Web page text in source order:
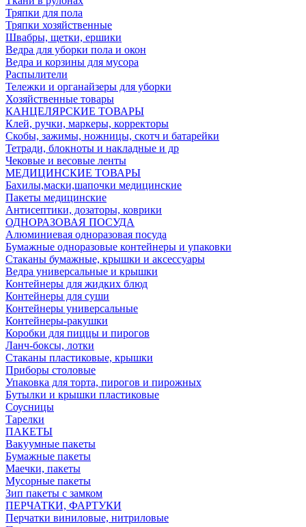
Тряпки для пола
Тряпки хозяйственные
Швабры, щетки, ершики
Ведра для уборки пола и окон
Ведра и корзины для мусора
Распылители
Тележки и органайзеры для уборки
Хозяйственные товары
КАНЦЕЛЯРСКИЕ ТОВАРЫ
Клей, ручки, маркеры, корректоры
Скобы, зажимы, ножницы, скотч и батарейки
Тетради, блокноты и накладные и др
Чековые и весовые ленты
МЕДИЦИНСКИЕ ТОВАРЫ
Бахилы,маски,шапочки медицинские
Пакеты медицинские
Антисептики, дозаторы, коврики
ОДНОРАЗОВАЯ ПОСУДА
Алюминиевая одноразовая посуда
Бумажные одноразовые контейнеры и упаковки
Стаканы бумажные, крышки и аксессуары
Ведра универсальные и крышки
Контейнеры для жидких блюд
Контейнеры для суши
Контейнеры универсальные
Контейнеры-ракушки
Коробки для пиццы и пирогов
Ланч-боксы, лотки
Стаканы пластиковые, крышки
Приборы столовые
Упаковка для торта, пирогов и пирожных
Бутылки и крышки пластиковые
Соусницы
Тарелки
ПАКЕТЫ
Вакуумные пакеты
Бумажные пакеты
Маечки, пакеты
Мусорные пакеты
Зип пакеты с замком
ПЕРЧАТКИ, ФАРТУКИ
Перчатки виниловые, нитриловые